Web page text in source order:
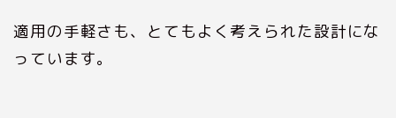
適用の手軽さも、とてもよく考えられた設計にな
っています。